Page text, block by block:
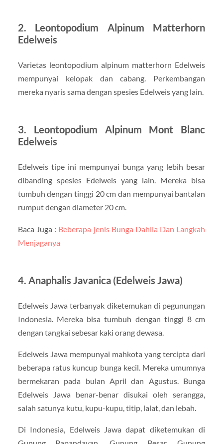
2. Leontopodium Alpinum Matterhorn
Edelweis
Varietas leontopodium alpinum matterhorn Edelweis
mempunyai kelopak dan cabang. Perkembangan
mereka nyaris sama dengan spesies Edelweis yang lain.
3. Leontopodium Alpinum Mont Blanc
Edelweis
Edelweis tipe ini mempunyai bunga yang lebih besar
dibanding spesies Edelweis yang lain. Mereka bisa
tumbuh dengan tinggi 20 cm dan mempunyai bantalan
rumput dengan diameter 20 cm.
Baca Juga : Beberapa jenis Bunga Dahlia Dan Langkah
Menjaganya
4. Anaphalis Javanica (Edelweis Jawa)
Edelweis Jawa terbanyak diketemukan di pegunungan
Indonesia. Mereka bisa tumbuh dengan tinggi 8 cm
dengan tangkai sebesar kaki orang dewasa.
Edelweis Jawa mempunyai mahkota yang tercipta dari
beberapa ratus kuncup bunga kecil. Mereka umumnya
bermekaran pada bulan April dan Agustus. Bunga
Edelweis Jawa benar-benar disukai oleh serangga,
salah satunya kutu, kupu-kupu, titip, lalat, dan lebah.
Di Indonesia, Edelweis Jawa dapat diketemukan di